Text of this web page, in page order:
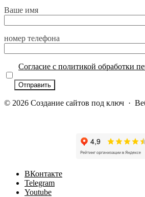
Ваше имя
номер телефона
Согласие с политикой обработки
© 2026 Cоздание сайтов под ключ ·
BКонтакте
Telegram
Youtube